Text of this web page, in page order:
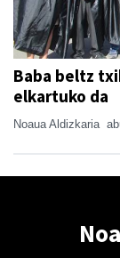
Baba beltz
elkartuko da
Noaua Aldizkaria